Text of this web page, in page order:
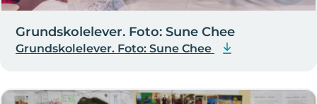
Grundskolelever. Foto: Sune Chee
Grundskolelever. Foto: Sune Chee